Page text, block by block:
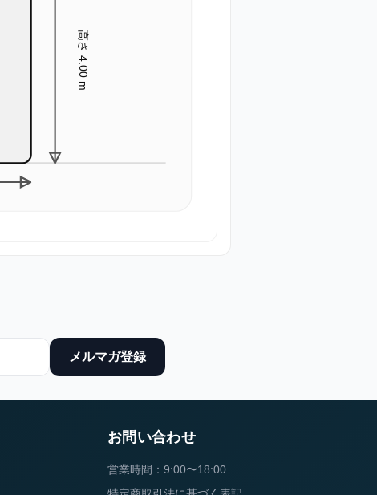
高さ 4.00 m
メルマガ登録
お問い合わせ
営業時間：9:00〜18:00